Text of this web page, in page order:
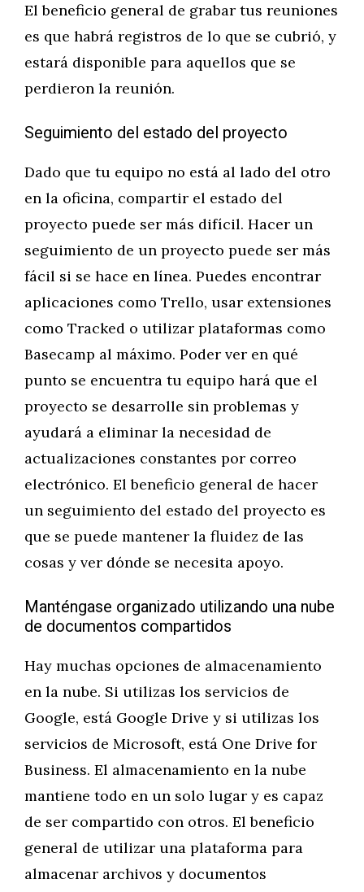
El beneficio general de grabar tus reuniones
es que habrá registros de lo que se cubrió, y
estará disponible para aquellos que se
perdieron la reunión.
Seguimiento del estado del proyecto
Dado que tu equipo no está al lado del otro
en la oficina, compartir el estado del
proyecto puede ser más difícil. Hacer un
seguimiento de un proyecto puede ser más
fácil si se hace en línea. Puedes encontrar
aplicaciones como Trello, usar extensiones
como Tracked o utilizar plataformas como
Basecamp al máximo. Poder ver en qué
punto se encuentra tu equipo hará que el
proyecto se desarrolle sin problemas y
ayudará a eliminar la necesidad de
actualizaciones constantes por correo
electrónico. El beneficio general de hacer
un seguimiento del estado del proyecto es
que se puede mantener la fluidez de las
cosas y ver dónde se necesita apoyo.
Manténgase organizado utilizando una nube
de documentos compartidos
Hay muchas opciones de almacenamiento
en la nube. Si utilizas los servicios de
Google, está Google Drive y si utilizas los
servicios de Microsoft, está One Drive for
Business. El almacenamiento en la nube
mantiene todo en un solo lugar y es capaz
de ser compartido con otros. El beneficio
general de utilizar una plataforma para
almacenar archivos y documentos